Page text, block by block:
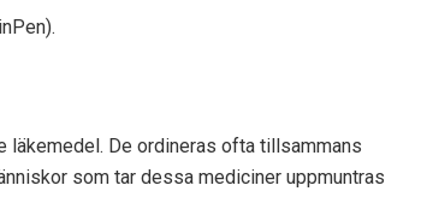
läkemedel. De ordineras ofta tillsammans
som tar dessa mediciner uppmuntras